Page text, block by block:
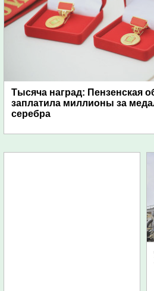
Тысяча наград: Пензенская
заплатила миллионы за
серебра